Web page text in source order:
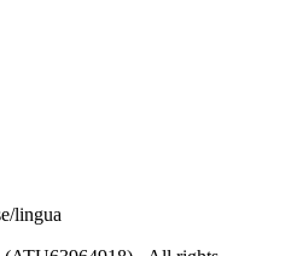
lingua